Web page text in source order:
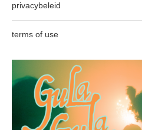
privacybeleid
terms of use